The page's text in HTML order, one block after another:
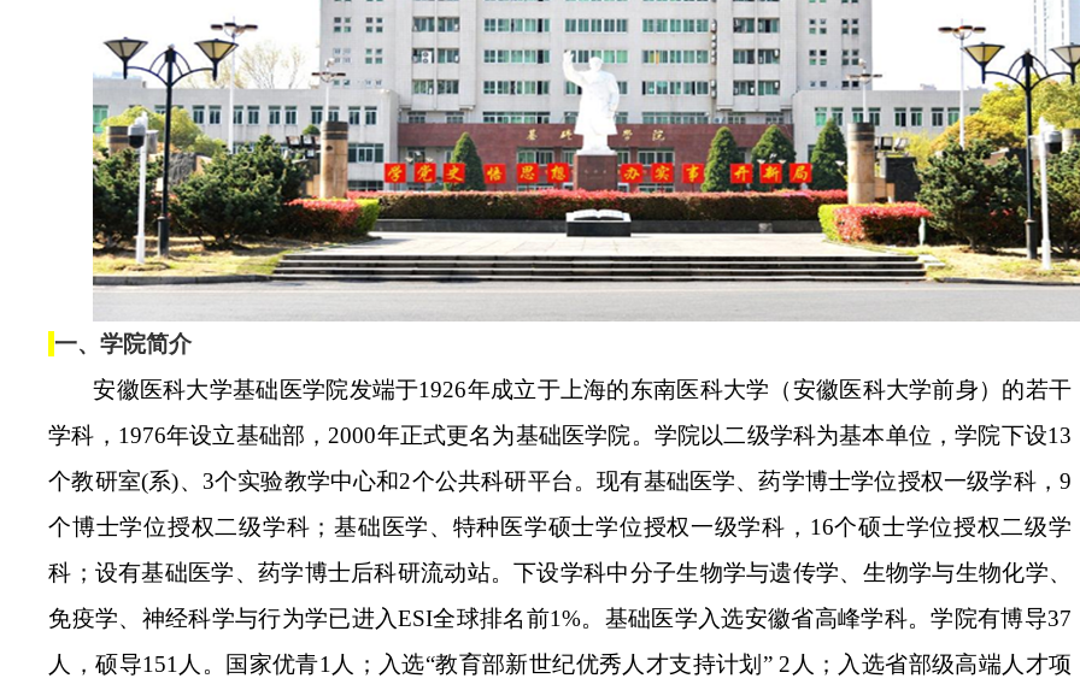
一、学院简介
安徽医科大学基础医学院发端于1926年成立于上海的东南医科大学（安徽医科大学前身）的若干
学科，1976年设立基础部，2000年正式更名为基础医学院。学院以二级学科为基本单位，学院下设13
个教研室(系)、3个实验教学中心和2个公共科研平台。现有基础医学、药学博士学位授权一级学科，9
个博士学位授权二级学科；基础医学、特种医学硕士学位授权一级学科，16个硕士学位授权二级学
科；设有基础医学、药学博士后科研流动站。下设学科中分子生物学与遗传学、生物学与生物化学、
免疫学、神经科学与行为学已进入ESI全球排名前1%。基础医学入选安徽省高峰学科。学院有博导37
人，硕导151人。国家优青1人；入选“教育部新世纪优秀人才支持计划” 2人；入选省部级高端人才项